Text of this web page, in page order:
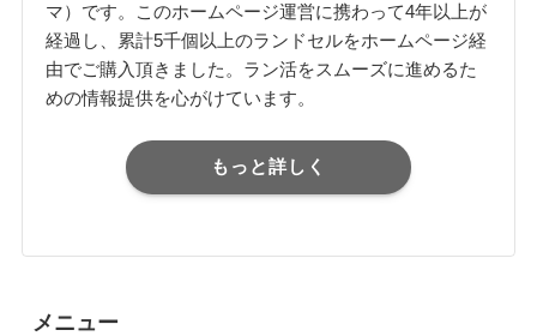
マ）です。このホームページ運営に携わって4年以上が
経過し、累計5千個以上のランドセルをホームページ経
由でご購入頂きました。ラン活をスムーズに進めるた
めの情報提供を心がけています。
もっと詳しく
メニュー